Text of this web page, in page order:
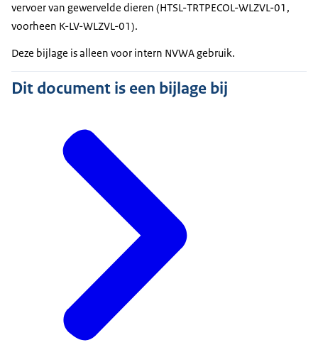
vervoer van gewervelde dieren (HTSL-TRTPECOL-WLZVL-01,
voorheen K-LV-WLZVL-01).
Deze bijlage is alleen voor intern NVWA gebruik.
Dit document is een bijlage bij